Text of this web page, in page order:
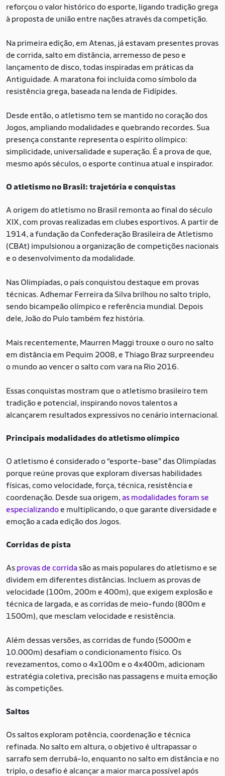
reforçou o valor histórico do esporte, ligando tradição grega
à proposta de união entre nações através da competição.
Na primeira edição, em Atenas, já estavam presentes provas
de corrida, salto em distância, arremesso de peso e
lançamento de disco, todas inspiradas em práticas da
Antiguidade. A maratona foi incluída como símbolo da
resistência grega, baseada na lenda de Fidípides.
Desde então, o atletismo tem se mantido no coração dos
Jogos, ampliando modalidades e quebrando recordes. Sua
presença constante representa o espírito olímpico:
simplicidade, universalidade e superação. É a prova de que,
mesmo após séculos, o esporte continua atual e inspirador.
O atletismo no Brasil: trajetória e conquistas
A origem do atletismo no Brasil remonta ao final do século
XIX, com provas realizadas em clubes esportivos. A partir de
1914, a fundação da Confederação Brasileira de Atletismo
(CBAt) impulsionou a organização de competições nacionais
e o desenvolvimento da modalidade.
Nas Olimpíadas, o país conquistou destaque em provas
técnicas. Adhemar Ferreira da Silva brilhou no salto triplo,
sendo bicampeão olímpico e referência mundial. Depois
dele, João do Pulo também fez história.
Mais recentemente, Maurren Maggi trouxe o ouro no salto
em distância em Pequim 2008, e Thiago Braz surpreendeu
o mundo ao vencer o salto com vara na Rio 2016.
Essas conquistas mostram que o atletismo brasileiro tem
tradição e potencial, inspirando novos talentos a
alcançarem resultados expressivos no cenário internacional.
Principais modalidades do atletismo olímpico
O atletismo é considerado o “esporte-base” das Olimpíadas
porque reúne provas que exploram diversas habilidades
físicas, como velocidade, força, técnica, resistência e
coordenação. Desde sua origem, as modalidades foram se
especializandoe multiplicando, o que garante diversidade e
emoção a cada edição dos Jogos.
Corridas de pista
As provas de corridasão as mais populares do atletismo e se
dividem em diferentes distâncias. Incluem as provas de
velocidade (100m, 200m e 400m), que exigem explosão e
técnica de largada, e as corridas de meio-fundo (800m e
1500m), que mesclam velocidade e resistência.
Além dessas versões, as corridas de fundo (5000m e
10.000m) desafiam o condicionamento físico. Os
revezamentos, como o 4x100m e o 4x400m, adicionam
estratégia coletiva, precisão nas passagens e muita emoção
às competições.
Saltos
Os saltos exploram potência, coordenação e técnica
refinada. No salto em altura, o objetivo é ultrapassar o
sarrafo sem derrubá-lo, enquanto no salto em distância e no
triplo, o desafio é alcançar a maior marca possível após